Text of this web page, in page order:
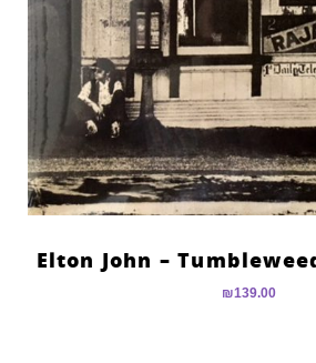
Elton John –
₪139.00